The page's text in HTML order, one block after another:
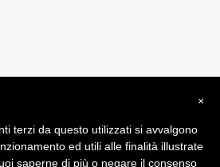
su Misura srl
di Vendita - Terms and Conditions
×
terzi da questo utilizzati si avvalgono
ed utili alle finalità illustrate
saperne di più o negare il consenso